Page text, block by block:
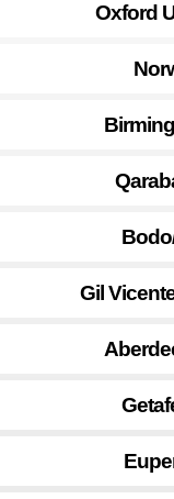
Oxford
Gil